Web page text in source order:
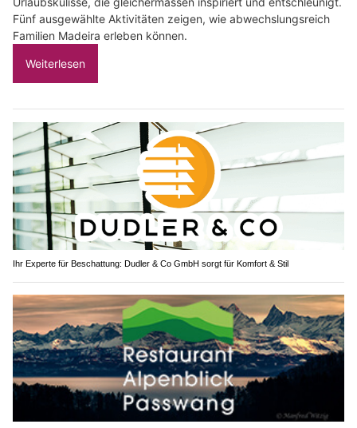
Fünf ausgewählte Aktivitäten zeigen, wie abwechslungsreich
Familien Madeira erleben können.
Weiterlesen
Ihr Experte für Beschattung: Dudler & Co GmbH sorgt für Komfort & Stil